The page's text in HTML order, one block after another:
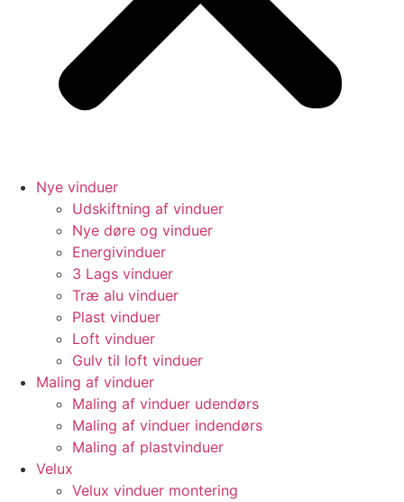
Nye vinduer
Udskiftning af vinduer
Nye døre og vinduer
Energivinduer
3 Lags vinduer
Træ alu vinduer
Plast vinduer
Loft vinduer
Gulv til loft vinduer
Maling af vinduer
Maling af vinduer udendørs
Maling af vinduer indendørs
Maling af plastvinduer
Velux
Velux vinduer montering